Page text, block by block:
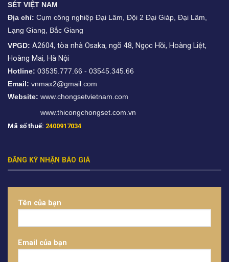
SÉT VIỆT NAM
Địa chỉ: Cụm công nghiệp Đại Lâm, Đội 2 Đại Giáp, Đại Lâm,
Lạng Giang, Bắc Giang
VPGD: A2604, tòa nhà Osaka, ngõ 48, Ngọc Hồi, Hoàng Liệt,
Hoàng Mai, Hà Nội
Hotline: 03535.777.66 - 03545.345.66
Email: vnmax2@gmail.com
Website: www.chongsetvietnam.com
www.thicongchongset.com.vn
Mã số thuế: 2400917034
ĐĂNG KÝ NHẬN BÁO GIÁ
Tên của bạn
Email của bạn